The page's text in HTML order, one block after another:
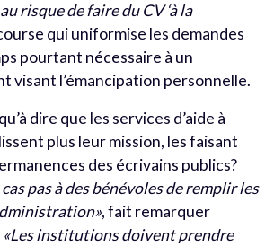
risque de faire du CV ‘à la
qui uniformise les demandes
pourtant nécessaire à un
visant l’émancipation personnelle.
dire que les services d’aide à
plus leur mission, les faisant
des écrivains publics?
cas pas à des bénévoles de remplir les
, fait remarquer
«Les institutions doivent prendre